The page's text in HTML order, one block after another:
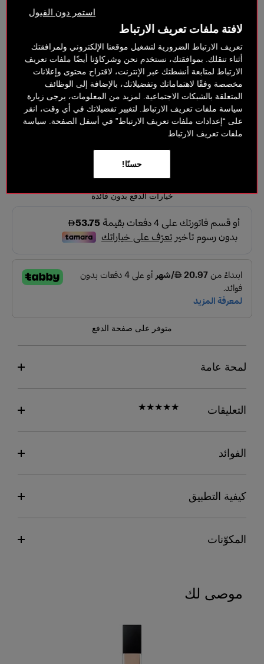
استمر دون القبول
لافتة ملفات تعريف الارتباط
تعريف الارتباط الضرورية لتشغيل موقعنا الإلكتروني ولمرافقتك
أثناء تنقلك. بموافقتك، نستخدم نحن وشركاؤنا أيضًا ملفات تعريف
الارتباط لمتابعة أنشطتك عبر الإنترنت، لاقتراح محتوى وإعلانات
مخصصة وفقًا لاهتماماتك وتفضيلاتك، بالإضافة إلى الوظائف
المتعلقة بالشبكات الاجتماعية. لمزيد من المعلومات، يرجى زيارة
سياسة ملفات تعريف الارتباط. لتغيير تفضيلاتك في أي وقت، انقر
على “إعدادات ملفات تعريف الارتباط” في أسفل الصفحة. سياسة
ملفات تعريف الارتباط
حسنًا!
CAYMAN
Deep with neutral undertones
خيارات الدفع بدون فائدة
متوفر على صفحة الدفع
لمحة عامة
التعليقات
الفوائد
كيفية التطبيق
المكوّنات
موصى لك